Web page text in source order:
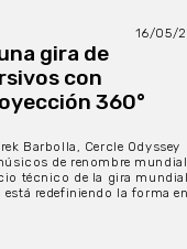
16/05/
gira de
con
360°
Barbolla, Cercle Odyssey
de renombre
técnico de la gira
está redefiniendo la forma en